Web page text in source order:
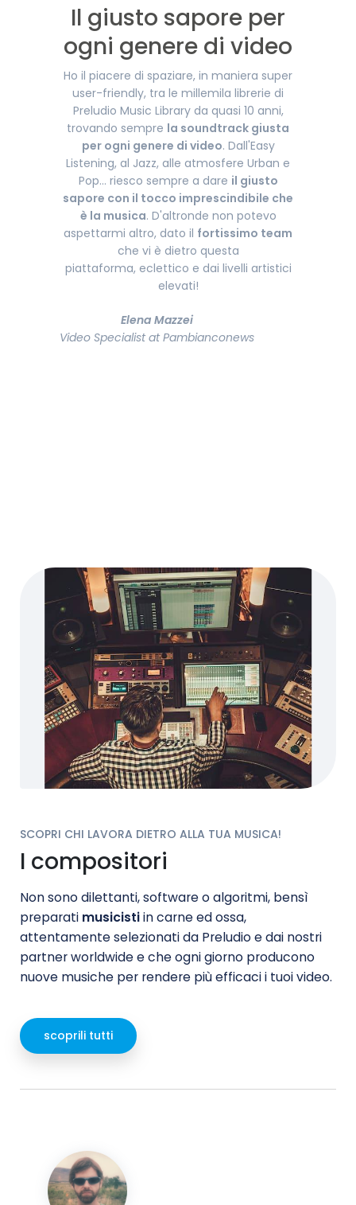
Il giusto sapore per
ogni genere di video
Ho il piacere di spaziare, in maniera super
user-friendly, tra le millemila librerie di
Preludio Music Library da quasi 10 anni,
trovando sempre la soundtrack giusta
per ogni genere di video. Dall'Easy
Listening, al Jazz, alle atmosfere Urban e
Pop... riesco sempre a dare il giusto
sapore con il tocco imprescindibile che
è la musica. D'altronde non potevo
aspettarmi altro, dato il fortissimo team
che vi è dietro questa
piattaforma, eclettico e dai livelli artistici
elevati!
Elena Mazzei
Video Specialist at Pambianconews
SCOPRI CHI LAVORA DIETRO ALLA TUA MUSICA!
I compositori
Non sono dilettanti, software o algoritmi, bensì
preparati musicistiin carne ed ossa,
attentamente selezionati da Preludio e dai nostri
partner worldwide e che ogni giorno producono
nuove musiche per rendere più efficaci i tuoi video.
scoprili tutti